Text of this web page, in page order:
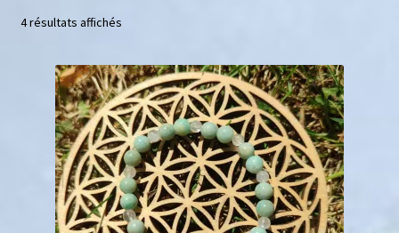
Mini géodes
Bougies lithothérapie
Carte Cadeau
Qui suis-je ?
4 résultats affichés